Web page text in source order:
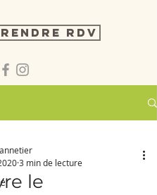
RDV
le
3 min de lecture